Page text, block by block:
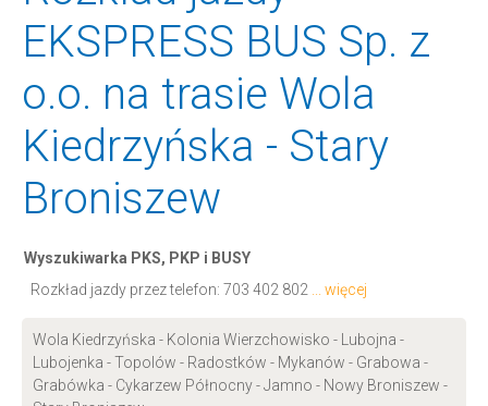
EKSPRESS BUS Sp. z
o.o. na trasie Wola
Kiedrzyńska - Stary
Broniszew
Wyszukiwarka PKS, PKP i BUSY
Rozkład jazdy przez telefon: 703 402 802 ... więcej
Wola Kiedrzyńska - Kolonia Wierzchowisko - Lubojna -
Lubojenka - Topolów - Radostków - Mykanów - Grabowa -
Grabówka - Cykarzew Północny - Jamno - Nowy Broniszew -